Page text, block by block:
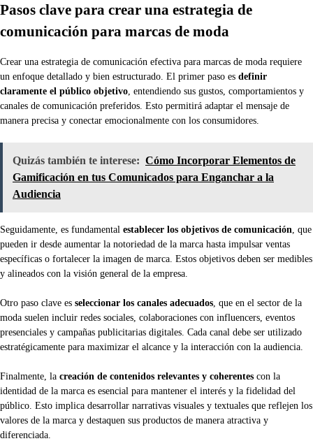
Pasos clave para crear una estrategia de
comunicación para marcas de moda
Crear una estrategia de comunicación efectiva para marcas de moda requiere
un enfoque detallado y bien estructurado. El primer paso es definir
claramente el público objetivo, entendiendo sus gustos, comportamientos y
canales de comunicación preferidos. Esto permitirá adaptar el mensaje de
manera precisa y conectar emocionalmente con los consumidores.
Quizás también te interese: Cómo Incorporar Elementos de
Gamificación en tus Comunicados para Enganchar a la
Audiencia
Seguidamente, es fundamental establecer los objetivos de comunicación, que
pueden ir desde aumentar la notoriedad de la marca hasta impulsar ventas
específicas o fortalecer la imagen de marca. Estos objetivos deben ser medibles
y alineados con la visión general de la empresa.
Otro paso clave es seleccionar los canales adecuados, que en el sector de la
moda suelen incluir redes sociales, colaboraciones con influencers, eventos
presenciales y campañas publicitarias digitales. Cada canal debe ser utilizado
estratégicamente para maximizar el alcance y la interacción con la audiencia.
Finalmente, la creación de contenidos relevantes y coherentes con la
identidad de la marca es esencial para mantener el interés y la fidelidad del
público. Esto implica desarrollar narrativas visuales y textuales que reflejen los
valores de la marca y destaquen sus productos de manera atractiva y
diferenciada.